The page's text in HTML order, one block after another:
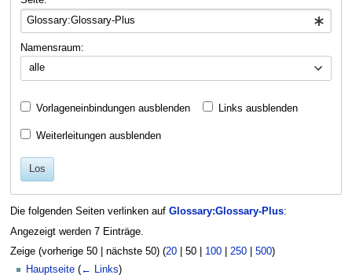
Namensraum:
alle
Vorlageneinbindungen ausblenden Links ausblenden
Weiterleitungen ausblenden
Los
Die folgenden Seiten verlinken auf Glossary:Glossary-Plus:
Angezeigt werden 7 Einträge.
Zeige (vorherige 50| nächste 50) (20| 50| 100| 250| 500)
Hauptseite (← Links)